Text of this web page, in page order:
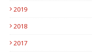
2019
2018
2017